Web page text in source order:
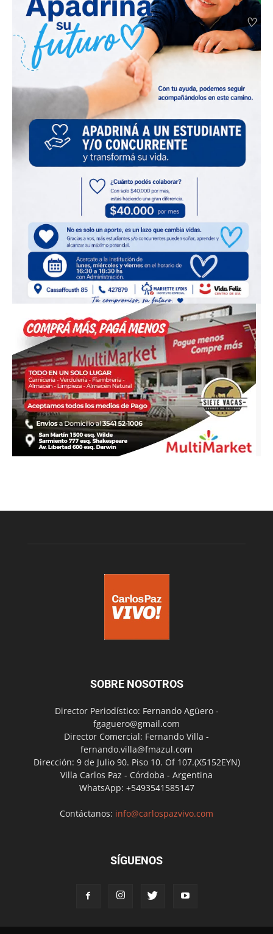
SOBRE NOSOTROS
Director Periodístico: Fernando Agüero -
fgaguero@gmail.com
Director Comercial: Fernando Villa -
fernando.villa@fmazul.com
Dirección: 9 de Julio 90. Piso 10. Of 107.(X5152EYN)
Villa Carlos Paz - Córdoba - Argentina
WhatsApp: +5493541585147
Contáctanos: info@carlospazvivo.com
SÍGUENOS